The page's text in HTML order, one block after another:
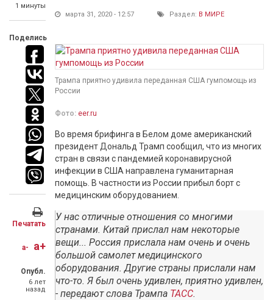
1 минуты
Поделись
Печатать
a- a+
Опубл.
6 лет
назад
марта 31, 2020 - 12:57 Раздел: В МИРЕ
Трампа приятно удивила переданная США гумпомощь из
России
Фото: eer.ru
Во время брифинга в Белом доме американский
президент Дональд Трамп сообщил, что из многих
стран в связи с пандемией коронавирусной
инфекции в США направлена гуманитарная
помощь. В частности из России прибыл борт с
медицинским оборудованием.
У нас отличные отношения со многими
странами. Китай прислал нам некоторые
вещи... Россия прислала нам очень и очень
большой самолет медицинского
оборудования. Другие страны прислали нам
что-то. Я был очень удивлен, приятно удивлен,
- передают слова Трампа ТАСС.